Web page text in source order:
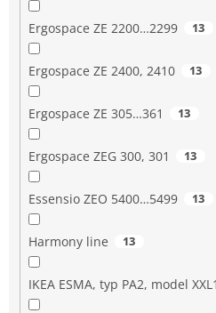
Ergospace ZE 2200…2299 13
Ergospace ZE 2400, 2410 13
Ergospace ZE 305…361 13
Ergospace ZEG 300, 301 13
Essensio ZEO 5400…5499 13
Harmony line 13
IKEA ESMA, typ PA2, model